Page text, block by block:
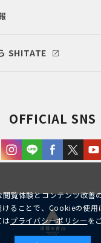
SHITATE
OFFICIAL SNS
閲覧体験とコンテンツ改善
けることで、Cookieの使
はプライバシーポリシーを